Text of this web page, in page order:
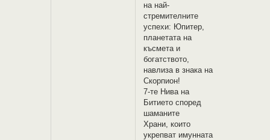
на най-
стремителните
успехи: Юпитер,
планетата на
късмета и
богатството,
навлиза в знака на
Скорпион!
7-те Нива на
Битието според
шаманите
Храни, които
укрепват имунната